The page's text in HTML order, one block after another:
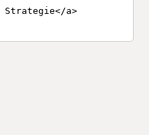
Strategie</a>